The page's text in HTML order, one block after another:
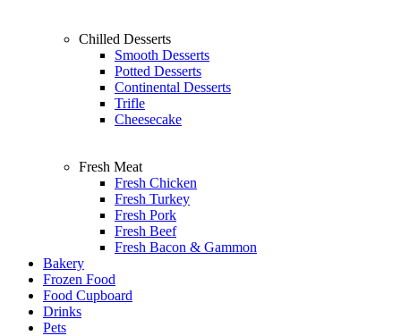
Chilled Desserts
Smooth Desserts
Potted Desserts
Continental Desserts
Trifle
Cheesecake
Fresh Meat
Fresh Chicken
Fresh Turkey
Fresh Pork
Fresh Beef
Fresh Bacon & Gammon
Bakery
Frozen Food
Food Cupboard
Drinks
Pets